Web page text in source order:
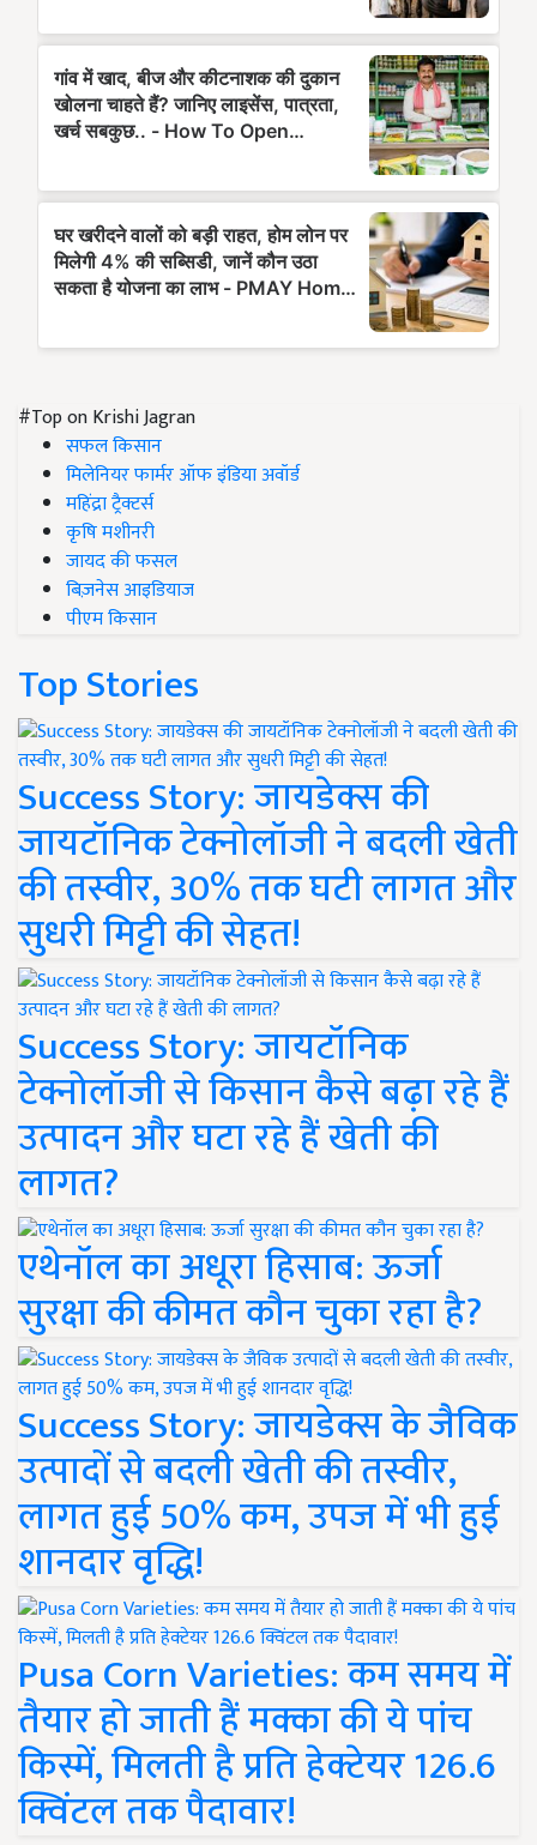
#Top on Krishi Jagran
सफल किसान
मिलेनियर फार्मर ऑफ इंडिया अवॉर्ड
महिंद्रा ट्रैक्टर्स
कृषि मशीनरी
जायद की फसल
बिज़नेस आइडियाज
पीएम किसान
Top Stories
Success Story: जायडेक्स की
जायटॉनिक टेक्नोलॉजी ने बदली खेती
की तस्वीर, 30% तक घटी लागत और
सुधरी मिट्टी की सेहत!
Success Story: जायटॉनिक
टेक्नोलॉजी से किसान कैसे बढ़ा रहे हैं
उत्पादन और घटा रहे हैं खेती की
लागत?
एथेनॉल का अधूरा हिसाब: ऊर्जा
सुरक्षा की कीमत कौन चुका रहा है?
Success Story: जायडेक्स के जैविक
उत्पादों से बदली खेती की तस्वीर,
लागत हुई 50% कम, उपज में भी हुई
शानदार वृद्धि!
Pusa Corn Varieties: कम समय में
तैयार हो जाती हैं मक्का की ये पांच
किस्में, मिलती है प्रति हेक्टेयर 126.6
क्विंटल तक पैदावार!